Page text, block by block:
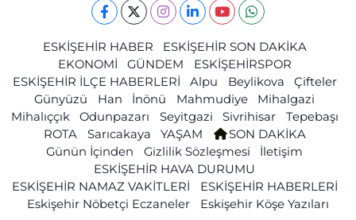
ESKİŞEHİR HABER
ESKİŞEHİR SON DAKİKA
EKONOMİ
GÜNDEM
ESKİŞEHİRSPOR
ESKİŞEHİR İLÇE HABERLERİ
Alpu Beylikova
Çifteler
Günyüzü
Han İnönü Mahmudiye
Mihalgazi
Mihalıççık
Odunpazarı Seyitgazi Sivrihisar
Tepebaşı
ROTA
Sarıcakaya YAŞAM
SON DAKİKA
Günün İçinden
Gizlilik Sözleşmesi
İletişim
ESKİŞEHİR HAVA DURUMU
ESKİŞEHİR NAMAZ VAKİTLERİ
ESKİŞEHİR HABERLERİ
Eskişehir Nöbetçi Eczaneler
Eskişehir Köşe Yazıları